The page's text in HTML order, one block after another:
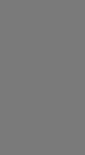
i
zgody na